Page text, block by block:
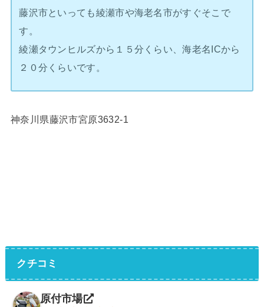
藤沢市といっても綾瀬市や海老名市がすぐそこで
す。
綾瀬タウンヒルズから１５分くらい、海老名ICから
２０分くらいです。
神奈川県藤沢市宮原3632-1
クチコミ
原付市場